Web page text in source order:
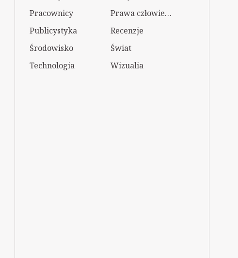
Pracownicy
Prawa człowieka
Publicystyka
Recenzje
Środowisko
Świat
Technologia
Wizualia